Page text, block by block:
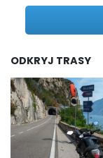
ODKRYJ TRASY